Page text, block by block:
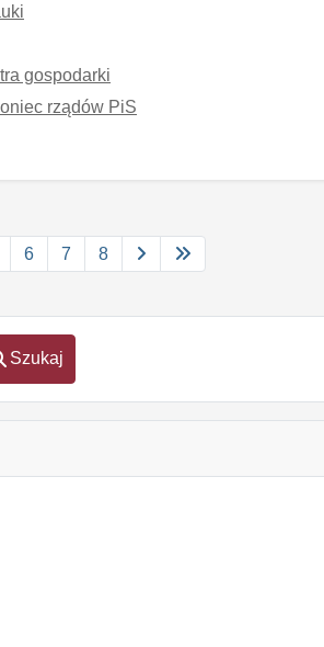
Szukaj
gospodarki
rządów PiS
6 7 8